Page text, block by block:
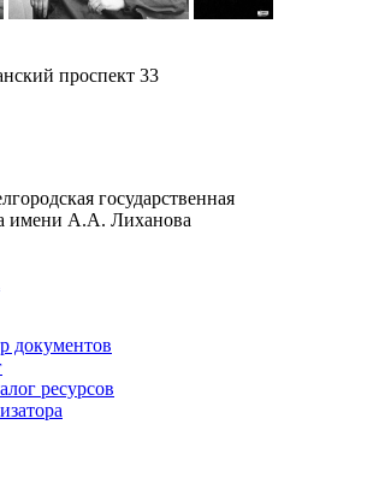
проспект 33
государственная
имени А.А. Лиханова
документов
ресурсов